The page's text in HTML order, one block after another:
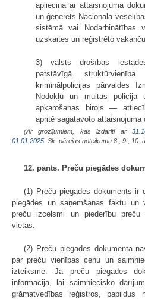
apliecina ar attaisnojuma
un ģenerēts Nacionālā
sistēmā vai Nodarbinātības
uzskaites un reģistrēto
3) valsts drošības
patstāvīgā
kriminālpolicijas pārvaldes
Nodokļu un muitas policija
apkarošanas birojs —
apritē sagatavoto attaisnojuma
(Ar grozījumiem, kas izdarīti ar
01.01.2025. Sk. pārejas noteikumu 8., 9., 10.
12. pants. Preču piegādes
(1) Preču piegādes dokuments ir
piegādes un saņemšanas faktu
preču izcelsmi un piederību preču
vietās.
(2) Preču piegādes dokumentā
par preču vienības cenu un
izteiksmē. Ja preču piegādes
informācija, lai saimniecisko
grāmatvedības reģistros, papildus